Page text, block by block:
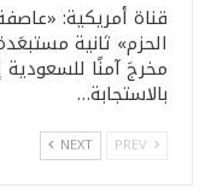
قناة أمريكية:
الحزم» ثانية
مخرجَ آمنًا للسعودية
بالاستجابة…
NEXT